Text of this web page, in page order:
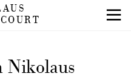
Nikolaus